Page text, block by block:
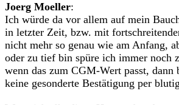
Joerg Moeller:
Ich würde da vor allem auf mein
in letzter Zeit, bzw. mit
nicht mehr so genau wie am Anfang,
oder zu tief bin spüre ich immer noch
wenn das zum CGM-Wert passt, dann
keine gesonderte Bestätigung per